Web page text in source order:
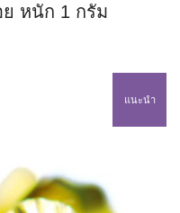
หนัก 1 กรัม
แนะนำ